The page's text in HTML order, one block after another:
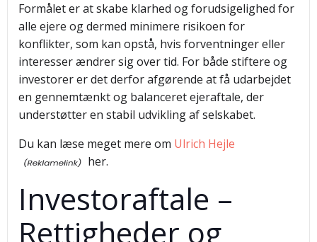
Formålet er at skabe klarhed og forudsigelighed for
alle ejere og dermed minimere risikoen for
konflikter, som kan opstå, hvis forventninger eller
interesser ændrer sig over tid. For både stiftere og
investorer er det derfor afgørende at få udarbejdet
en gennemtænkt og balanceret ejeraftale, der
understøtter en stabil udvikling af selskabet.
Du kan læse meget mere om Ulrich Hejle
her.
Investoraftale –
Rettigheder og